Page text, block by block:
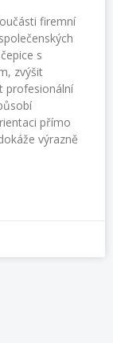
firemní
s
zvýšit
profesionální
přímo
výrazně